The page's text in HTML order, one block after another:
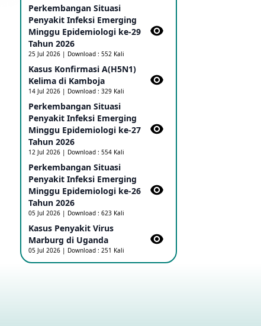
Update Informasi PHEIC
Penyakit Ebola
23 May 2026
Penetapan Outbreak Penyakit
Ebola di RD Kongo dan Uganda
Sebagai PHEIC
Outbreak Penyakti Ebola di RD
Kongo
Kasus Konfirmasi A(H5NN6) di
Cina
Update Penyakit Virus Hanta
Tipe HPS di Kapal Pesiar MV
Hondius
08 May 2026
Perkembangan Situasi
Penyakit Infeksi Emerging
Minggu Epidemiologi ke-29
Tahun 2026
25 Jul 2026 | Download : 552 Kali
Kasus Konfirmasi A(H5N1)
Kelima di Kamboja​
14 Jul 2026 | Download : 329 Kali
Perkembangan Situasi
Penyakit Infeksi Emerging
Minggu Epidemiologi ke-27
Tahun 2026
12 Jul 2026 | Download : 554 Kali
Perkembangan Situasi
Penyakit Infeksi Emerging
Minggu Epidemiologi ke-26
Tahun 2026
05 Jul 2026 | Download : 623 Kali
Kasus Penyakit Virus
Marburg di Uganda
05 Jul 2026 | Download : 251 Kali